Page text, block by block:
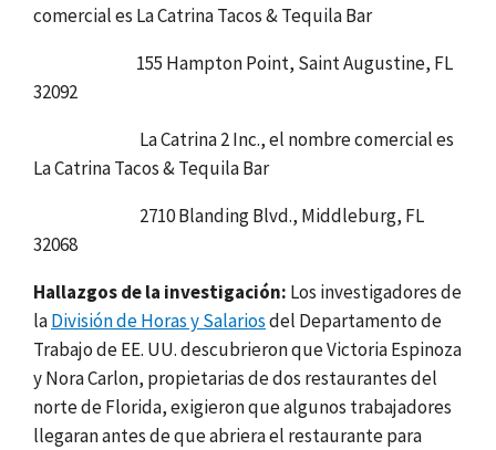
comercial es La Catrina Tacos & Tequila Bar
155 Hampton Point, Saint Augustine, FL
32092
La Catrina 2 Inc., el nombre comercial es
La Catrina Tacos & Tequila Bar
2710 Blanding Blvd., Middleburg, FL
32068
Hallazgos de la investigación: Los investigadores de
laDivisión de Horas y Salariosdel Departamento de
Trabajo de EE. UU. descubrieron que Victoria Espinoza
y Nora Carlon, propietarias de dos restaurantes del
norte de Florida, exigieron que algunos trabajadores
llegaran antes de que abriera el restaurante para